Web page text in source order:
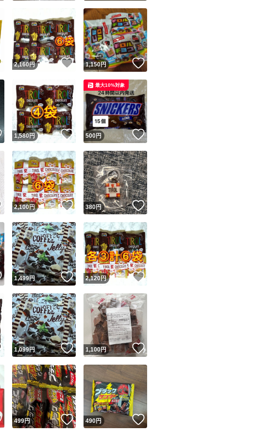
ユーザーの実績について
Yahoo!フリマが定めた一定の基準を満たしたユーザーにバッジを付与しています
安心取引出品者
安心取引出品者 Yahoo!フリマの基準をクリアした安心・安全なユーザーです
取引実績
取引実績◯+ このユーザーはYahoo!フリマの取引を完了させた実績があります
他フリマ実績◯+ このユーザーは他フリマサービスでの取引実績があります
スピード&安心発送
※このバッジは実績に基づく表示であり、発送を保証しているものではありません
スピード＆安心発送
このユーザーは高頻度で24時間以内＆設定した発送日数内に発送してい
ます
この商品の情報をコピーします
商品画像の無断転載は禁止されています
コピーは1商品につき1回です
出品ページへ
キャンセル
いいね！
2,160円 いいね！
1,150円 いいね！
いいね！
1,580円 いいね！
500円 いいね！
最大10%対象
いいね！
2,100円 いいね！
380円 いいね！
いいね！
1,499円 いいね！
2,120円 いいね！
いいね！
1,099円 いいね！
1,100円 いいね！
いいね！
499円 いいね！
490円